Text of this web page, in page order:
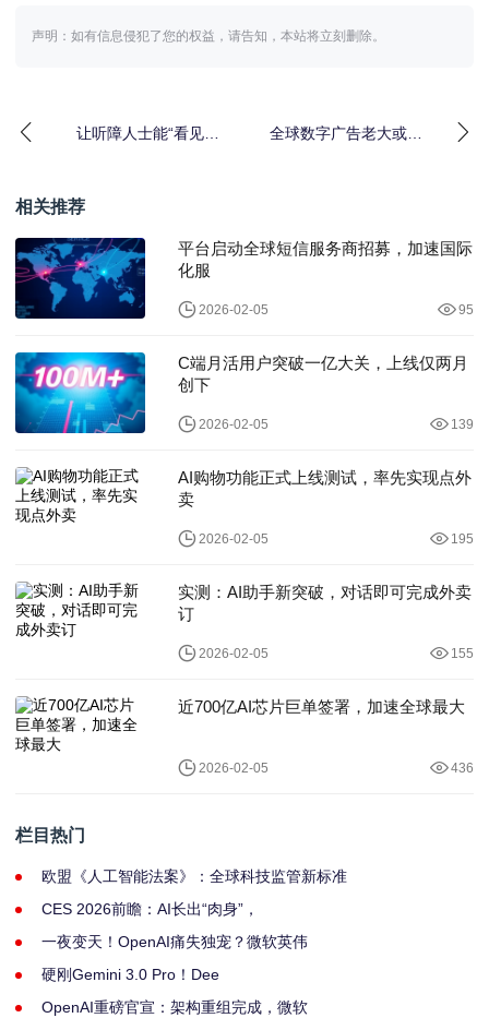
声明：如有信息侵犯了您的权益，请告知，本站将立刻删除。
让听障人士能“看见所
全球数字广告老大或
相关推荐
平台启动全球短信服务商招募，加速国际
化服
2026-02-05 95
C端月活用户突破一亿大关，上线仅两月
创下
2026-02-05 139
AI购物功能正式上线测试，率先实现点外
卖
2026-02-05 195
实测：AI助手新突破，对话即可完成外卖
订
2026-02-05 155
近700亿AI芯片巨单签署，加速全球最大
2026-02-05 436
栏目热门
欧盟《人工智能法案》：全球科技监管新标准
CES 2026前瞻：AI长出“肉身”，
一夜变天！OpenAI痛失独宠？微软英伟
硬刚Gemini 3.0 Pro！Dee
OpenAI重磅官宣：架构重组完成，微软